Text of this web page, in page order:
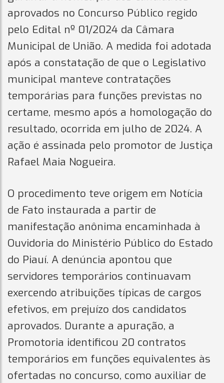
aprovados no Concurso Público regido
pelo Edital nº 01/2024 da Câmara
Municipal de União. A medida foi adotada
após a constatação de que o Legislativo
municipal manteve contratações
temporárias para funções previstas no
certame, mesmo após a homologação do
resultado, ocorrida em julho de 2024. A
ação é assinada pelo promotor de Justiça
Rafael Maia Nogueira.
O procedimento teve origem em Notícia
de Fato instaurada a partir de
manifestação anônima encaminhada à
Ouvidoria do Ministério Público do Estado
do Piauí. A denúncia apontou que
servidores temporários continuavam
exercendo atribuições típicas de cargos
efetivos, em prejuízo dos candidatos
aprovados. Durante a apuração, a
Promotoria identificou 20 contratos
temporários em funções equivalentes às
ofertadas no concurso, como auxiliar de